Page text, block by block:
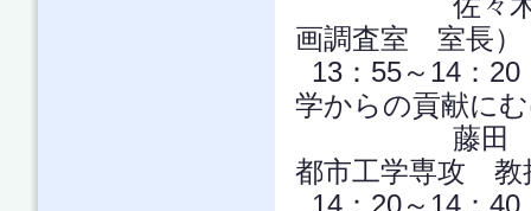
画調査室 室長）
13：55～14：
学からの貢献に
藤田 壮 氏
都市工学専攻 教
14：20～14：